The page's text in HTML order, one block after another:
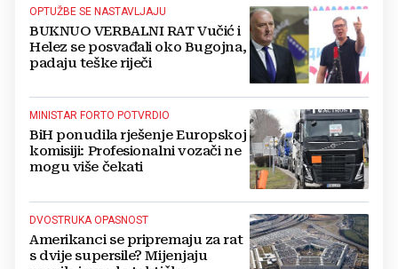
OPTUŽBE SE NASTAVLJAJU
BUKNUO VERBALNI RAT Vučić i
Helez se posvađali oko Bugojna,
padaju teške riječi
MINISTAR FORTO POTVRDIO
BiH ponudila rješenje Europskoj
komisiji: Profesionalni vozači ne
mogu više čekati
DVOSTRUKA OPASNOST
Amerikanci se pripremaju za rat
s dvije supersile? Mijenjaju